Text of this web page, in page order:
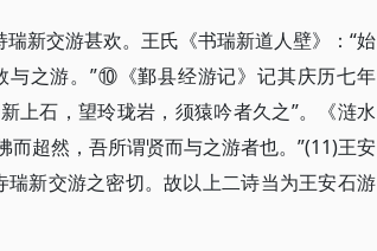
新交游甚欢。王氏《书瑞新道人壁》：“始
与之游。”⑩《鄞县经游记》记其庆历七年
上石，望玲珑岩，须猿吟者久之”。《涟水
超然，吾所谓贤而与之游者也。”(11)王安
新交游之密切。故以上二诗当为王安石游